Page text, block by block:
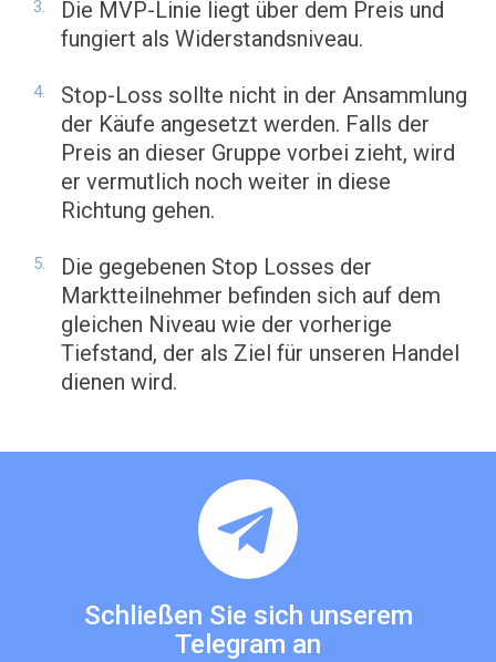
Die MVP-Linie liegt über dem Preis und
fungiert als Widerstandsniveau.
Stop-Loss sollte nicht in der Ansammlung
der Käufe angesetzt werden. Falls der
Preis an dieser Gruppe vorbei zieht, wird
er vermutlich noch weiter in diese
Richtung gehen.
Die gegebenen Stop Losses der
Marktteilnehmer befinden sich auf dem
gleichen Niveau wie der vorherige
Tiefstand, der als Ziel für unseren Handel
dienen wird.
Schließen Sie sich unserem
Telegram an